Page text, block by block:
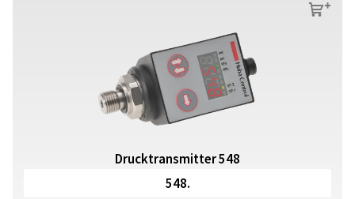
s
Drucktransmitter 548
548.